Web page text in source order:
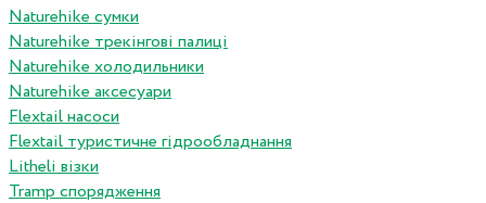
Naturehike сумки
Naturehike трекінгові палиці
Naturehike холодильники
Naturehike аксесуари
Flextail насоси
Flextail туристичне гідрообладнання
Litheli візки
Tramp спорядження